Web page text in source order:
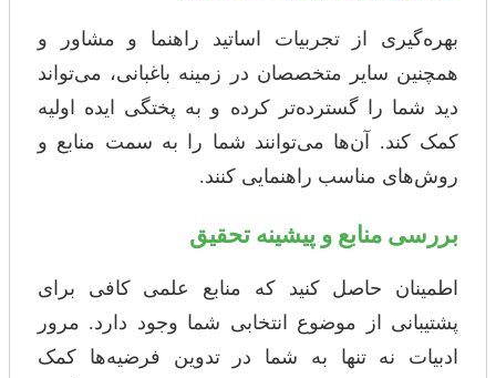
بهره‌گیری از تجربیات اساتید راهنما و مشاور و
همچنین سایر متخصصان در زمینه باغبانی، می‌تواند
دید شما را گسترده‌تر کرده و به پختگی ایده اولیه
کمک کند. آن‌ها می‌توانند شما را به سمت منابع و
روش‌های مناسب راهنمایی کنند.
بررسی منابع و پیشینه تحقیق
اطمینان حاصل کنید که منابع علمی کافی برای
پشتیبانی از موضوع انتخابی شما وجود دارد. مرور
ادبیات نه تنها به شما در تدوین فرضیه‌ها کمک